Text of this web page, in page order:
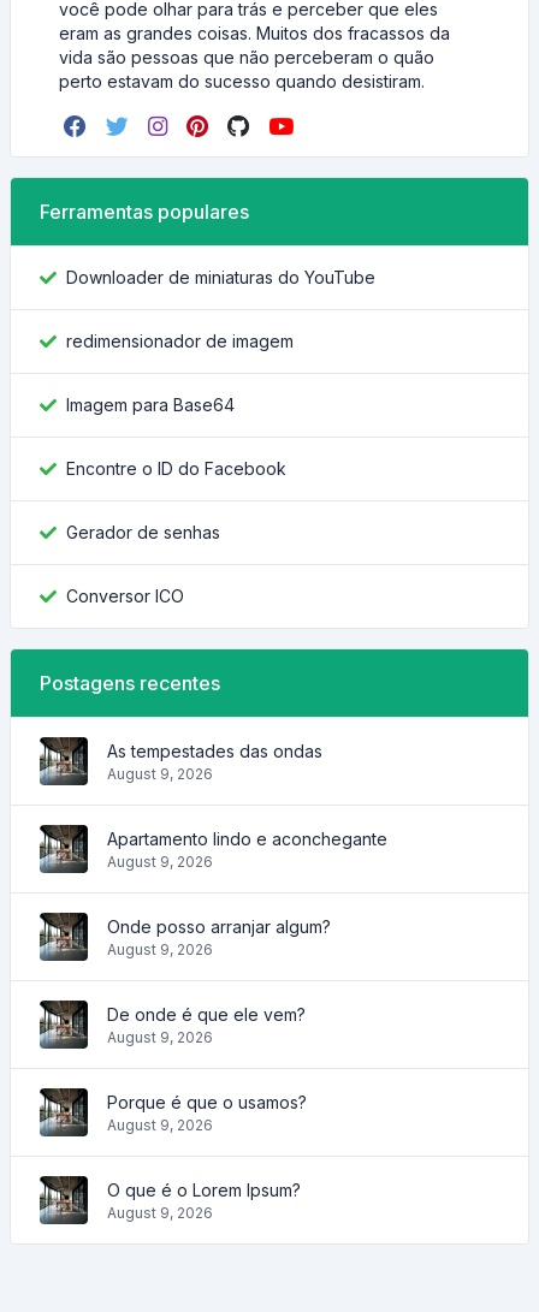
você pode olhar para trás e perceber que eles
eram as grandes coisas. Muitos dos fracassos da
vida são pessoas que não perceberam o quão
perto estavam do sucesso quando desistiram.
Ferramentas populares
Downloader de miniaturas do YouTube
redimensionador de imagem
Imagem para Base64
Encontre o ID do Facebook
Gerador de senhas
Conversor ICO
Postagens recentes
As tempestades das ondas
August 9, 2026
Apartamento lindo e aconchegante
August 9, 2026
Onde posso arranjar algum?
August 9, 2026
De onde é que ele vem?
August 9, 2026
Porque é que o usamos?
August 9, 2026
O que é o Lorem Ipsum?
August 9, 2026